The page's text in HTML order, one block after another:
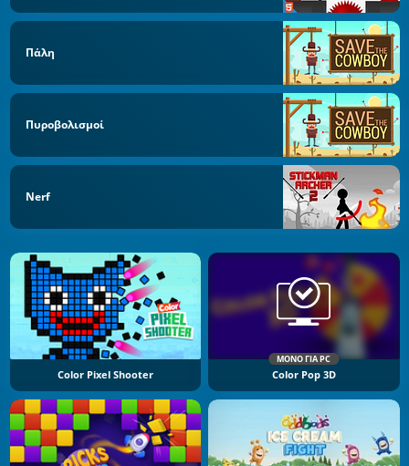
Πάλη
Πυροβολισμοί
Nerf
Color Pixel Shooter
ΜΌΝΟ ΓΙΑ PC
Color Pop 3D